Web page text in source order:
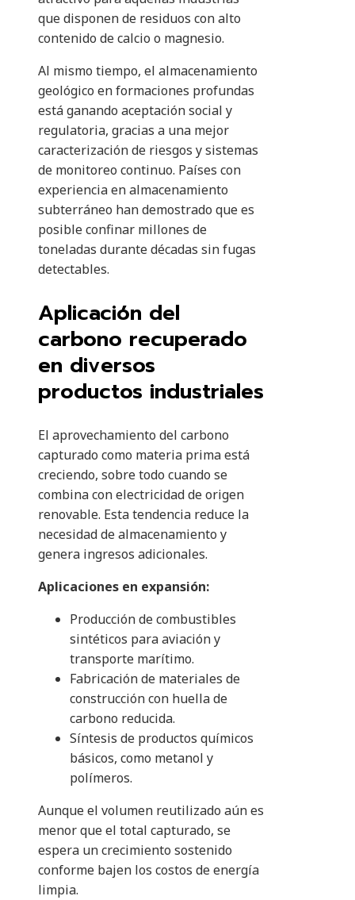
que disponen de residuos con alto
contenido de calcio o magnesio.
Al mismo tiempo, el almacenamiento
geológico en formaciones profundas
está ganando aceptación social y
regulatoria, gracias a una mejor
caracterización de riesgos y sistemas
de monitoreo continuo. Países con
experiencia en almacenamiento
subterráneo han demostrado que es
posible confinar millones de
toneladas durante décadas sin fugas
detectables.
Aplicación del
carbono recuperado
en diversos
productos industriales
El aprovechamiento del carbono
capturado como materia prima está
creciendo, sobre todo cuando se
combina con electricidad de origen
renovable. Esta tendencia reduce la
necesidad de almacenamiento y
genera ingresos adicionales.
Aplicaciones en expansión:
Producción de combustibles
sintéticos para aviación y
transporte marítimo.
Fabricación de materiales de
construcción con huella de
carbono reducida.
Síntesis de productos químicos
básicos, como metanol y
polímeros.
Aunque el volumen reutilizado aún es
menor que el total capturado, se
espera un crecimiento sostenido
conforme bajen los costos de energía
limpia.